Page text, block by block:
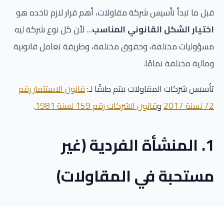
قبل ما تبدأ تأسيس شركة مقاولات، أهم قرار لازم تاخده هو
اختيار الشكل القانوني المناسب… لأن كل نوع شركة ليه
مسؤوليات مختلفة، وحقوق مختلفة، وطريقة تعامل قانونية
ومالية مختلفة تمامًا.
تأسيس شركات المقاولات بيتم طبقًا لـ:قانون الاستثمار رقم
72 لسنة 2017
وقانون الشركات رقم 159 لسنة 1981 .
1. المنشأة الفردية (غير
مستحبة في المقاولات)